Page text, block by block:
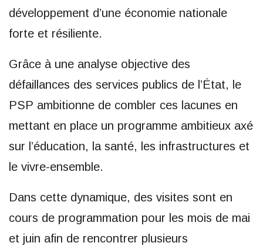
développement d’une économie nationale
forte et résiliente.
Grâce à une analyse objective des
défaillances des services publics de l’État, le
PSP ambitionne de combler ces lacunes en
mettant en place un programme ambitieux axé
sur l’éducation, la santé, les infrastructures et
le vivre-ensemble.
Dans cette dynamique, des visites sont en
cours de programmation pour les mois de mai
et juin afin de rencontrer plusieurs